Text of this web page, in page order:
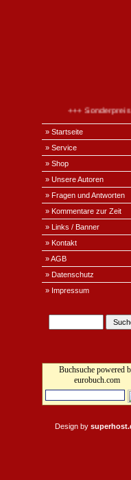
+++
» Startseite
» Service
» Shop
» Unsere Autoren
» Fragen und Antworten
» Kommentare zur Zeit
» Links / Banner
» Kontakt
» AGB
» Datenschutz
» Impressum
Buchsuche powered
eurobuch.com
Design by